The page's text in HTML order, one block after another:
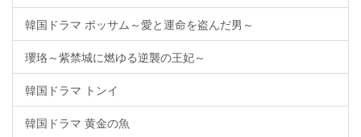
韓国ドラマ ポッサム～愛と運命を盗んだ男～
瓔珞～紫禁城に燃ゆる逆襲の王妃～
韓国ドラマ トンイ
韓国ドラマ 黄金の魚